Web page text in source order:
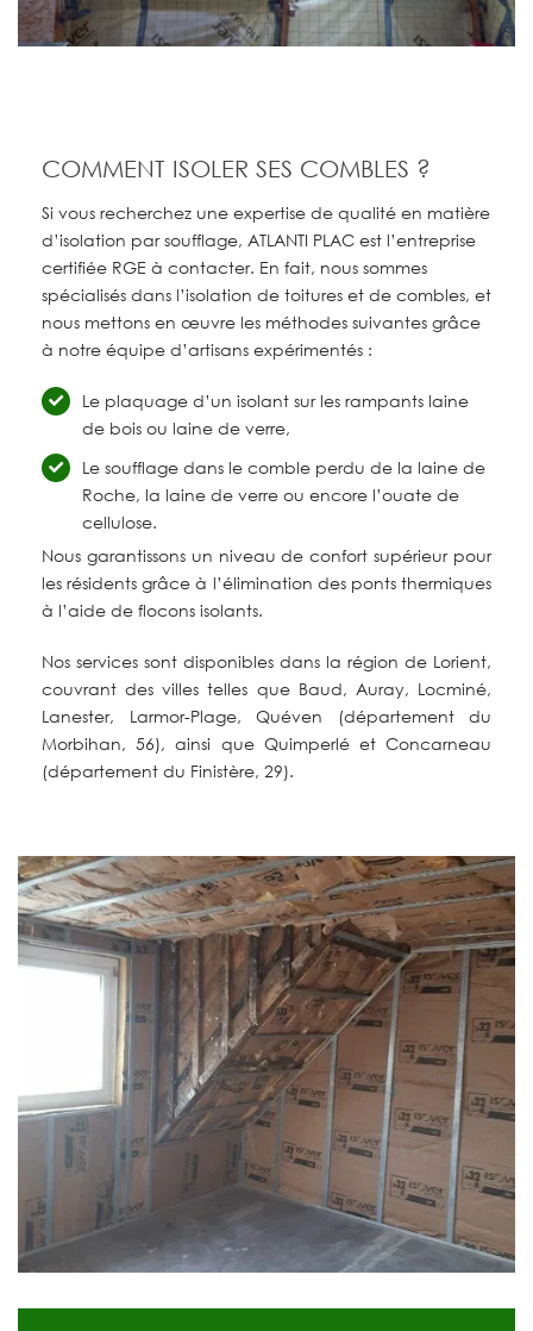
COMMENT ISOLER SES COMBLES ?
Si vous recherchez une expertise de qualité en matière
d’isolation par soufflage, ATLANTI PLAC est l’entreprise
certifiée RGE à contacter. En fait, nous sommes
spécialisés dans l’isolation de toitures et de combles, et
nous mettons en œuvre les méthodes suivantes grâce
à notre équipe d’artisans expérimentés :
Le plaquage d’un isolant sur les rampants laine
de bois ou laine de verre,
Le soufflage dans le comble perdu de la laine de
Roche, la laine de verre ou encore l’ouate de
cellulose.
Nous garantissons un niveau de confort supérieur pour
les résidents grâce à l’élimination des ponts thermiques
à l’aide de flocons isolants.
Nos services sont disponibles dans la région de Lorient,
couvrant des villes telles que Baud, Auray, Locminé,
Lanester, Larmor-Plage, Quéven (département du
Morbihan, 56), ainsi que Quimperlé et Concarneau
(département du Finistère, 29).